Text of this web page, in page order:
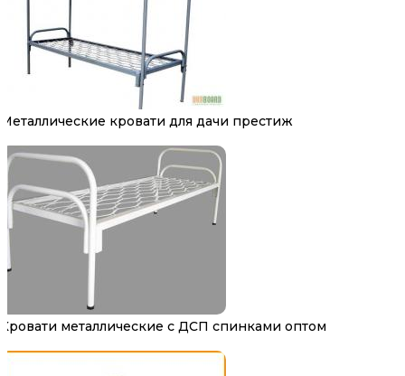
Металлические кровати для дачи престиж
Кровати металлические с ДСП спинками оптом